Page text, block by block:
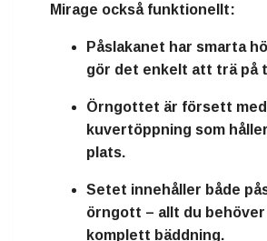
Mirage också funktionellt:
Påslakanet har smarta
gör det enkelt att trä på
Örngottet är försett
kuvertöppning som
plats.
Setet innehåller både
örngott – allt du
komplett bäddning.